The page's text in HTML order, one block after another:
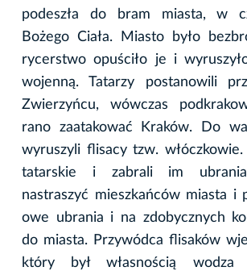
podeszła do bram miasta, w
Bożego Ciała. Miasto było
rycerstwo opuściło je i
wojenną. Tatarzy postanowili
Zwierzyńcu, wówczas
rano zaatakować Kraków. Do
wyruszyli flisacy tzw. włóczkowie.
tatarskie i zabrali im
nastraszyć mieszkańców miasta i
owe ubrania i na zdobycznych
do miasta. Przywódca flisaków
który był własnością wodza